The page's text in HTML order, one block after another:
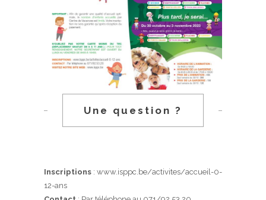
Une question ?
Inscriptions : www.isppc.be/activites/accueil-0-
12-ans